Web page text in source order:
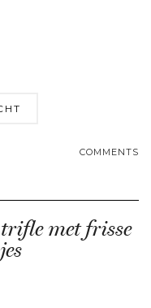
COMMENTS
met frisse